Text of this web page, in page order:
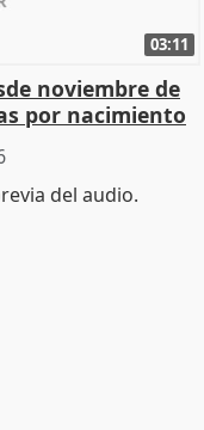
03:11
noviembre de
por nacimiento